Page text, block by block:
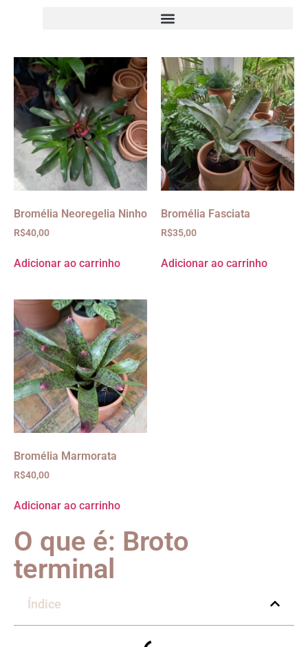
Bromélia Neoregelia Ninho
R$40,00
Adicionar ao carrinho
Bromélia Fasciata
R$35,00
Adicionar ao carrinho
Bromélia Marmorata
R$40,00
Adicionar ao carrinho
O que é: Broto
terminal
Índice